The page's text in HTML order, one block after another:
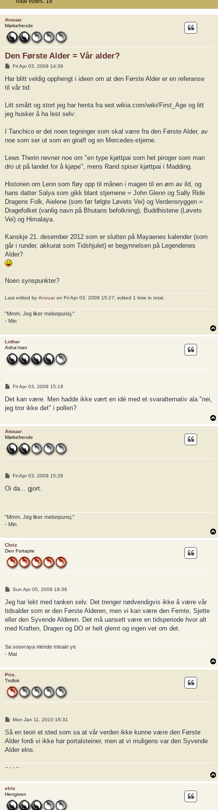
Anouar
Mørkefrende
Den Første Alder = Vår alder?
P
s
Fri Apr 03, 2009 14:39
Har blitt veldig opphengt i ideen om at den Første Alder er en referanse
til vår tid:
Litt smått og stort jeg har henta fra wot.wikia.com/wiki/First_Age og litt
jeg husker å ha lest selv:
I Tanchico er det noen tegninger som skal være fra den Første Alder, av
noe som ser ut som en giraff og en Mercedes-stjerne.
Lews Therin nevner noe om "en type kjøttpai som het piroger som man
dro ut på landet for å kjøpe", mens Rand spiser kjøttpai i Madding.
Historien om Lenn som fløy opp til månen i magen til en ørn av ild, og
hans datter Salya som gikk blant stjernene = John Glenn og Sally Ride
Dragens Folk, Aielene (som før følgte Løvets Vei) og Verdensryggen =
Dragefolket (vanlig navn på Bhutans befolkning), Buddhistene (Løvets
Vei) og Himalaya.
Kanskje 21. desember 2012 som er slutten på Mayaenes kalender (som
går i runder, akkurat som Tidshjulet) er begynnelsen på Legendenes
Alder?
Noen synspunkter?
Last edited by Anouaron Fri Apr 03, 2009 15:27, edited 1 time in total.
"Mmm. Jeg liker melonpunsj."
- Min
Lothar
Asha’man
P
s
Fri Apr 03, 2009 15:19
Det kan være. Men hadde ikke vært en idè med et svaralternativ ala "nei,
jeg tror ikke det" i pollen?
Anouar
Mørkefrende
P
s
Fri Apr 03, 2009 15:26
Oi da... gjort.
"Mmm. Jeg liker melonpunsj."
- Min
Chriz
Den Fortapte
P
s
Sun Apr 05, 2009 18:38
Jeg har lekt med tanken selv. Det trenger nødvendigvis ikke å være vår
tidsalder som er den Første Alderen, men vi kan være den Femte, Sjette
eller den Syvende Alderen. Det må uansett være en tidsperiode hvor alt
med Kraften, Dragen og DO er helt glemt og ingen vet om det.
Sa souvraya niende misain ye
- Mat
Prix.
Trollok
P
s
Mon Jan 11, 2010 16:31
Så en teori et sted som sa at vår verden ikke kunne være den Første
Alder fordi vi ikke har portalsteiner, men at vi muligens var den Syvende
Alder elns.
~ - - ~
elric
Hengiven